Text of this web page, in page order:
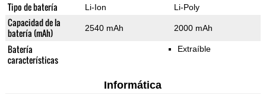
Tipo de batería Li-Ion Li-Poly
Capacidad de la
batería (mAh)
2540 mAh 2000 mAh
Batería
características
Extraíble
Informática